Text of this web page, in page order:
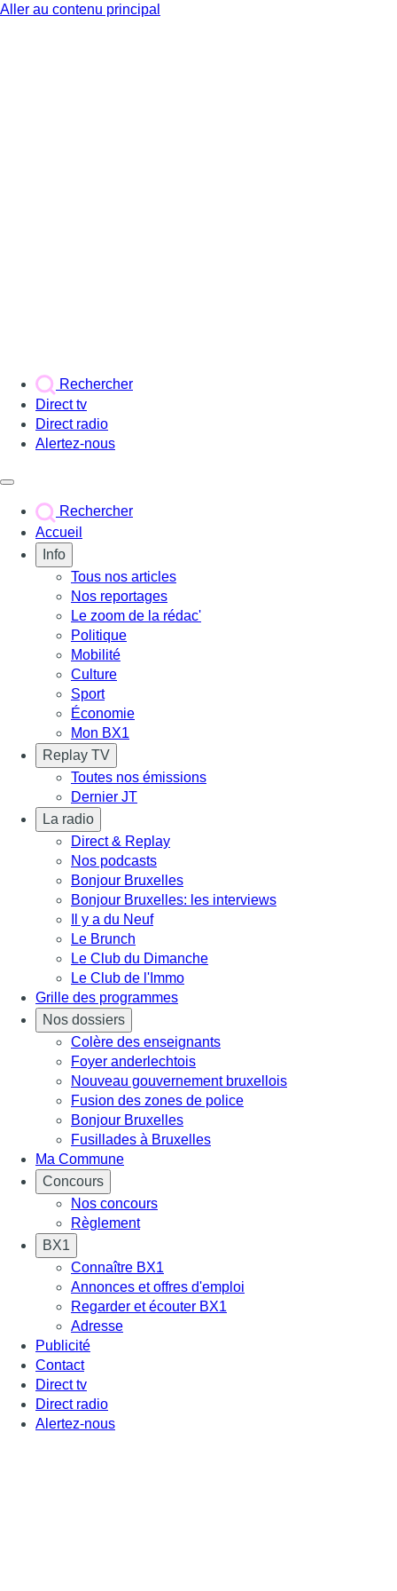
Aller au contenu principal
Rechercher
Direct tv
Direct radio
Alertez-nous
Rechercher
Accueil
Info
Tous nos articles
Nos reportages
Le zoom de la rédac'
Politique
Mobilité
Culture
Sport
Économie
Mon BX1
Replay TV
Toutes nos émissions
Dernier JT
La radio
Direct & Replay
Nos podcasts
Bonjour Bruxelles
Bonjour Bruxelles: les interviews
Il y a du Neuf
Le Brunch
Le Club du Dimanche
Le Club de l'Immo
Grille des programmes
Nos dossiers
Colère des enseignants
Foyer anderlechtois
Nouveau gouvernement bruxellois
Fusion des zones de police
Bonjour Bruxelles
Fusillades à Bruxelles
Ma Commune
Concours
Nos concours
Règlement
BX1
Connaître BX1
Annonces et offres d'emploi
Regarder et écouter BX1
Adresse
Publicité
Contact
Direct tv
Direct radio
Alertez-nous